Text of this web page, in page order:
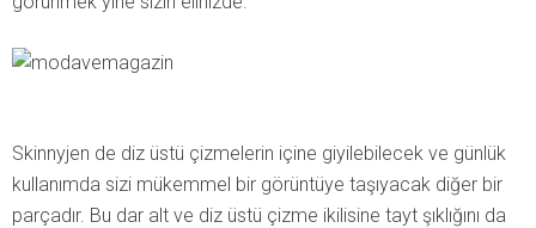
Skinnyjen de diz üstü çizmelerin içine giyilebilecek ve günlük
kullanımda sizi mükemmel bir görüntüye taşıyacak diğer bir
parçadır. Bu dar alt ve diz üstü çizme ikilisine tayt şıklığını da